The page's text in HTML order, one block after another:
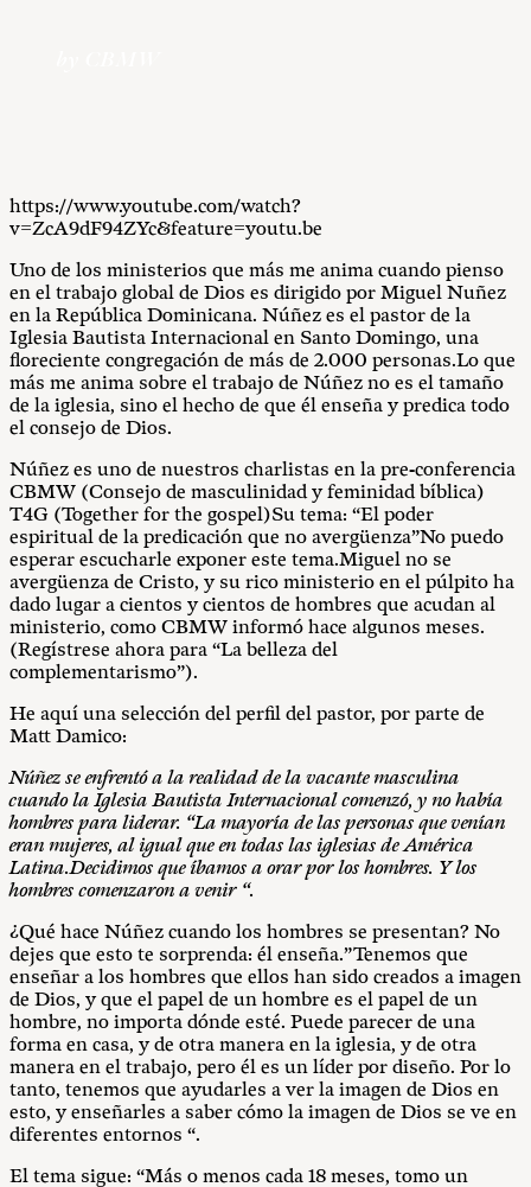
https://www.youtube.com/watch?
v=ZcA9dF94ZYc&feature=youtu.be
Uno de los ministerios que más me anima cuando pienso
en el trabajo global de Dios es dirigido por Miguel Nuñez
en la República Dominicana. Núñez es el pastor de la
Iglesia Bautista Internacional en Santo Domingo, una
floreciente congregación de más de 2.000 personas.Lo que
más me anima sobre el trabajo de Núñez no es el tamaño
de la iglesia, sino el hecho de que él enseña y predica todo
el consejo de Dios.
Núñez es uno de nuestros charlistas en la pre-conferencia
CBMW (Consejo de masculinidad y feminidad bíblica)
T4G (Together for the gospel)Su tema: “El poder
espiritual de la predicación que no avergüenza”No puedo
esperar escucharle exponer este tema.Miguel no se
avergüenza de Cristo, y su rico ministerio en el púlpito ha
dado lugar a cientos y cientos de hombres que acudan al
ministerio, como CBMW informó hace algunos meses.
(Regístrese ahora para “La belleza del
complementarismo”).
He aquí una selección del perfil del pastor, por parte de
Matt Damico:
Núñez se enfrentó a la realidad de la vacante masculina
cuando la Iglesia Bautista Internacional comenzó, y no había
hombres para liderar. “La mayoría de las personas que venían
eran mujeres, al igual que en todas las iglesias de América
Latina.Decidimos que íbamos a orar por los hombres. Y los
hombres comenzaron a venir “.
¿Qué hace Núñez cuando los hombres se presentan? No
dejes que esto te sorprenda: él enseña.”Tenemos que
enseñar a los hombres que ellos han sido creados a imagen
de Dios, y que el papel de un hombre es el papel de un
hombre, no importa dónde esté. Puede parecer de una
forma en casa, y de otra manera en la iglesia, y de otra
manera en el trabajo, pero él es un líder por diseño. Por lo
tanto, tenemos que ayudarles a ver la imagen de Dios en
esto, y enseñarles a saber cómo la imagen de Dios se ve en
diferentes entornos “.
El tema sigue: “Más o menos cada 18 meses, tomo un